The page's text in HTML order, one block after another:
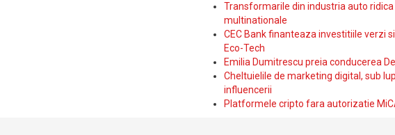
Transformarile din industria auto
multinationale
CEC Bank finanteaza investitiile verzi
Eco-Tech
Emilia Dumitrescu preia conducerea
Cheltuielile de marketing digital, sub
influencerii
Platformele cripto fara autorizatie